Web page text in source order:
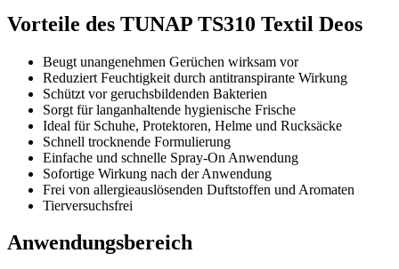
Vorteile des TUNAP TS310 Textil Deos
Beugt unangenehmen Gerüchen wirksam vor
Reduziert Feuchtigkeit durch antitranspirante Wirkung
Schützt vor geruchsbildenden Bakterien
Sorgt für langanhaltende hygienische Frische
Ideal für Schuhe, Protektoren, Helme und Rucksäcke
Schnell trocknende Formulierung
Einfache und schnelle Spray-On Anwendung
Sofortige Wirkung nach der Anwendung
Frei von allergieauslösenden Duftstoffen und Aromaten
Tierversuchsfrei
Anwendungsbereich